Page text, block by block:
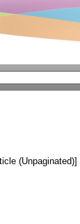
(Unpaginated)]